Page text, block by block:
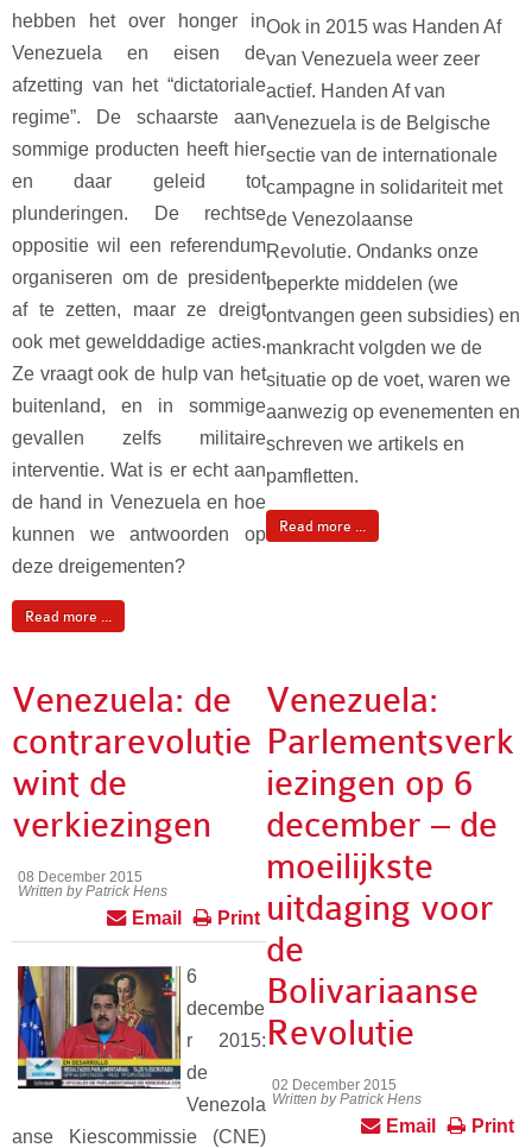
hebben het over honger in
Venezuela en eisen de
afzetting van het “dictatoriale
regime”. De schaarste aan
sommige producten heeft hier
en daar geleid tot
plunderingen. De rechtse
oppositie wil een referendum
organiseren om de president
af te zetten, maar ze dreigt
ook met gewelddadige acties.
Ze vraagt ook de hulp van het
buitenland, en in sommige
gevallen zelfs militaire
interventie. Wat is er echt aan
de hand in Venezuela en hoe
kunnen we antwoorden op
deze dreigementen?
Read more ...
Ook in 2015 was Handen Af
van Venezuela weer zeer
actief. Handen Af van
Venezuela is de Belgische
sectie van de internationale
campagne in solidariteit met
de Venezolaanse
Revolutie. Ondanks onze
beperkte middelen (we
ontvangen geen subsidies) en
mankracht volgden we de
situatie op de voet, waren we
aanwezig op evenementen en
schreven we artikels en
pamfletten.
Read more ...
Venezuela: de
contrarevolutie
wint de
verkiezingen
08 December 2015
Written by Patrick Hens
Print
Email
6
decembe
r 2015:
de
Venezola
anse Kiescommissie (CNE)
Venezuela:
Parlementsverk
iezingen op 6
december – de
moeilijkste
uitdaging voor
de
Bolivariaanse
Revolutie
02 December 2015
Written by Patrick Hens
Print
Email